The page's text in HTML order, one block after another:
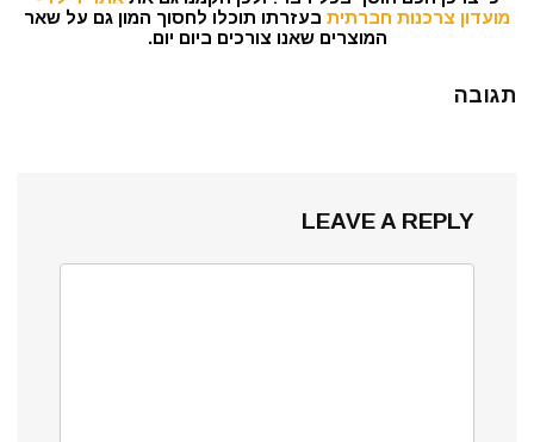
מועדון צרכנות חברתית בעזרתו תוכלו לחסוך המון גם על שאר
המוצרים שאנו צורכים ביום יום.
תגובה
LEAVE A REPLY